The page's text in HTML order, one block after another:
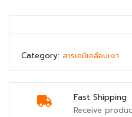
Fast Shipping
Receive
Category: สารเคมีเคลือบเงา